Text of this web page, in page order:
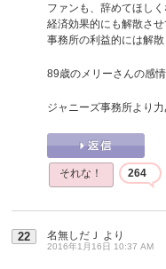
ファンも、辞めてほしく
経済効果的にも解散させ
事務所の利益的には解散
89歳のメリーさんの感
ジャニーズ事務所より
それな！ 264
22 名無しだＪ より
2016年1月16日 10:37 AM